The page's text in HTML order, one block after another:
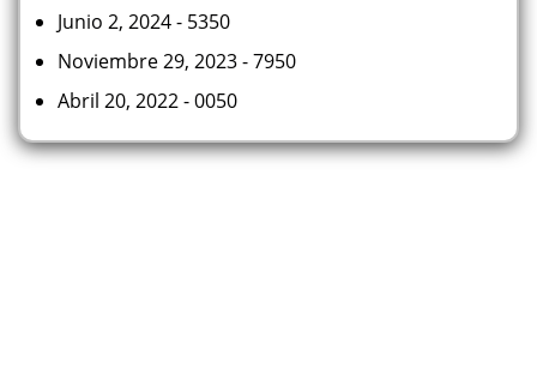
Junio 2, 2024 - 5350
Noviembre 29, 2023 - 7950
Abril 20, 2022 - 0050